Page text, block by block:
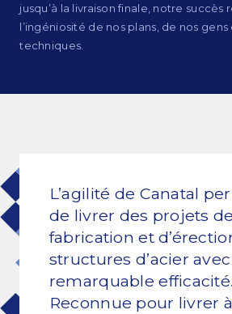
Certifications
Ingénierie
Dessin et modélisation
Fabrication
Gestion de projets
jusqu’à la livraison finale, notre succès
l’ingéniosité de nos plans, de nos
techniques.
L’agilité de Canatal
de livrer des projets de
fabrication et
structures d’acier
remarquable efficacité.
Reconnue pour livrer à